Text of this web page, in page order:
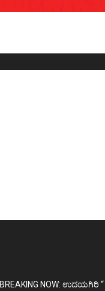
BREAKING NOW: ಉದಯಗಿರಿ